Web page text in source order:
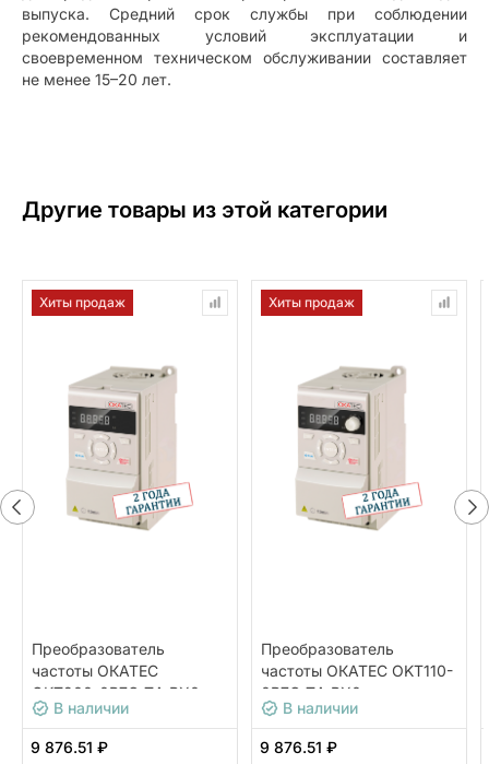
выпуска. Средний срок службы при соблюдении
рекомендованных условий эксплуатации и
своевременном техническом обслуживании составляет
не менее 15–20 лет.
Другие товары из этой категории
Хиты продаж
Преобразователь
частоты ОКАТЕС
OKT200-0R7G-T4-BX0
В наличии
9 876.51 ₽
Хиты продаж
Преобразователь
частоты ОКАТЕС OKT110-
0R7G-T4-BX0
В наличии
9 876.51 ₽